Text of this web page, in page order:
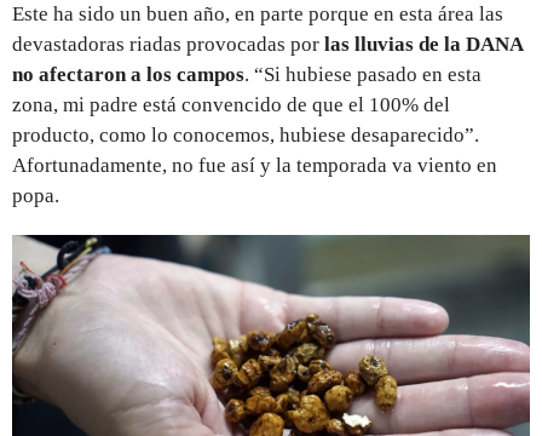
Este ha sido un buen año, en parte porque en esta área las
devastadoras riadas provocadas por las lluvias de la DANA
no afectaron a los campos. “Si hubiese pasado en esta
zona, mi padre está convencido de que el 100% del
producto, como lo conocemos, hubiese desaparecido”.
Afortunadamente, no fue así y la temporada va viento en
popa.